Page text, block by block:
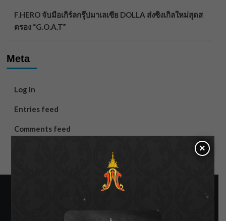
F.HERO จับมือเกิร์ลกรุ๊ปมาเลเซีย DOLLA ส่งซิงเกิลใหม่สุดส
ตรอง “G.O.A.T”
Meta
Log in
Entries feed
Comments feed
×